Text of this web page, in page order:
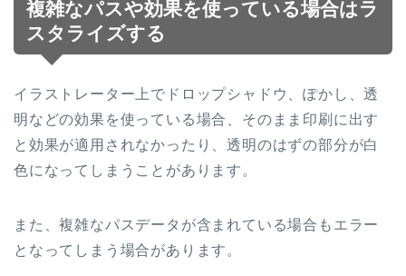
複雑なパスや効果を使っている場合はラ
スタライズする
イラストレーター上でドロップシャドウ、ぽかし、透
明などの効果を使っている場合、そのまま印刷に出す
と効果が適用されなかったり、透明のはずの部分が白
色になってしまうことがあります。
また、複雑なパスデータが含まれている場合もエラー
となってしまう場合があります。